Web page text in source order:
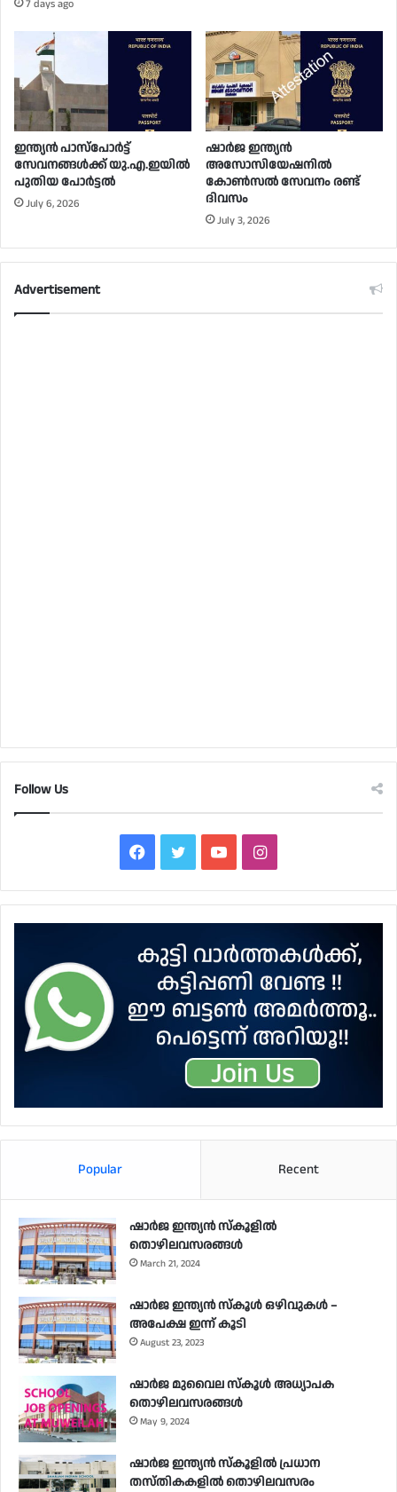
7 days ago
ഇന്ത്യൻ പാസ്പോർട്ട്
സേവനങ്ങൾക്ക് യു.എ.ഇയിൽ
പുതിയ പോർട്ടൽ
July 6, 2026
ഷാർജ ഇന്ത്യൻ
അസോസിയേഷനിൽ
കോൺസൽ സേവനം രണ്ട്
ദിവസം
July 3, 2026
Advertisement
Follow Us
FacebookTwitterYouTubeInstagram
Popular Recent
ഷാർജ ഇന്ത്യൻ സ്കൂളിൽ
തൊഴിലവസരങ്ങൾ
March 21, 2024
ഷാർജ ഇന്ത്യൻ സ്‌കൂൾ ഒഴിവുകൾ –
അപേക്ഷ ഇന്ന് കൂടി
August 23, 2023
ഷാർജ മുവൈല സ്‌കൂൾ അധ്യാപക
തൊഴിലവസരങ്ങൾ
May 9, 2024
ഷാർജ ഇന്ത്യൻ സ്‌കൂളിൽ പ്രധാന
തസ്തികകളിൽ തൊഴിലവസരം